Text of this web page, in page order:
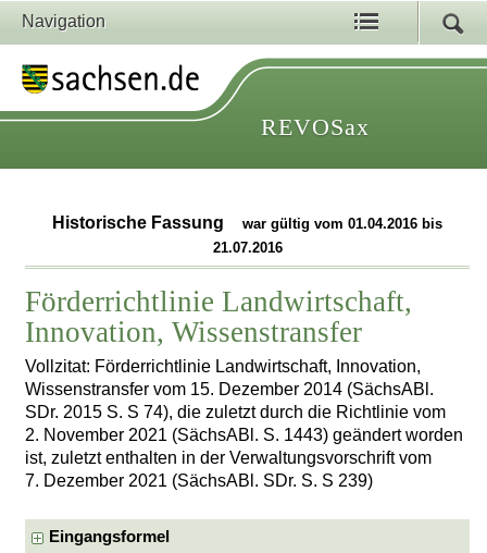
Navigation
REVOSax
Historische Fassung
war gültig vom 01.04.2016 bis
21.07.2016
Förderrichtlinie Landwirtschaft,
Innovation, Wissenstransfer
Vollzitat: Förderrichtlinie Landwirtschaft, Innovation,
Wissenstransfer vom 15. Dezember 2014 (SächsABl.
SDr. 2015 S. S 74), die zuletzt durch die Richtlinie vom
2. November 2021 (SächsABl. S. 1443) geändert worden
ist, zuletzt enthalten in der Verwaltungsvorschrift vom
7. Dezember 2021 (SächsABl. SDr. S. S 239)
Eingangsformel